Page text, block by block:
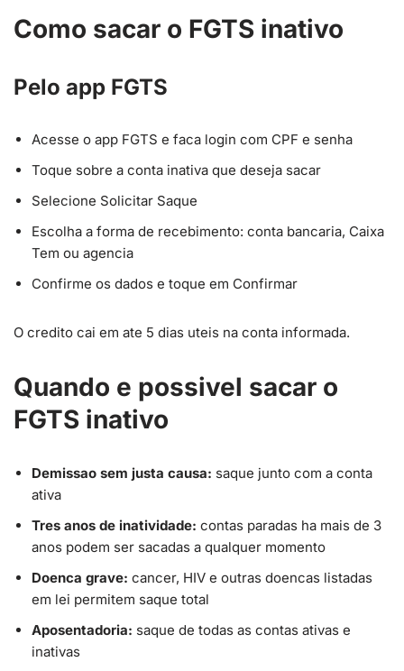
Como sacar o FGTS inativo
Pelo app FGTS
Acesse o app FGTS e faca login com CPF e senha
Toque sobre a conta inativa que deseja sacar
Selecione Solicitar Saque
Escolha a forma de recebimento: conta bancaria, Caixa
Tem ou agencia
Confirme os dados e toque em Confirmar
O credito cai em ate 5 dias uteis na conta informada.
Quando e possivel sacar o
FGTS inativo
Demissao sem justa causa: saque junto com a conta
ativa
Tres anos de inatividade: contas paradas ha mais de 3
anos podem ser sacadas a qualquer momento
Doenca grave: cancer, HIV e outras doencas listadas
em lei permitem saque total
Aposentadoria: saque de todas as contas ativas e
inativas